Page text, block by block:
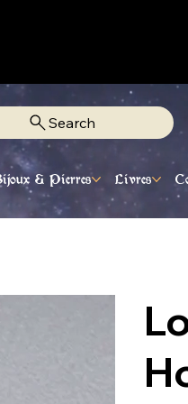
& Pierres Livres
Search